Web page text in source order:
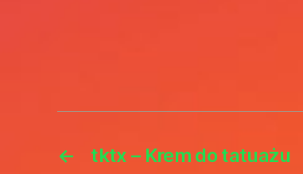
← tktx – Krem do tatuażu